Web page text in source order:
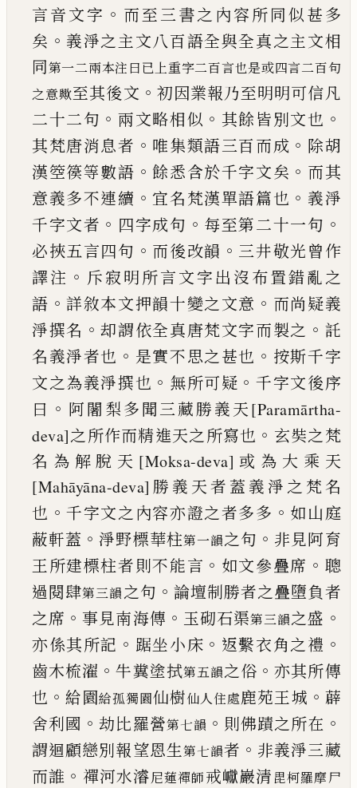
言音文字 。 而至三書之內容所同似甚多
矣 。 義淨之主文八百語全與全真之主文相
同第一二兩本注曰已上重字二百言也是或四言二百句
之意歟至其後文 。 初因業報乃至明明可信凡
二十二句 。兩文略相似 。 其餘皆別文也 。
其梵唐消息者 。 唯集類語三百而成 。 除胡
漢箜篌等數語 。餘悉含於千字文矣 。 而其
意義多不連續 。 宜名梵漢單語篇也 。 義淨
千字文者 。 四字成句 。 每至第二十一句 。
必挾五言四句 。 而後改韻 。 三井敬光曾作
譯注 。 斥寂明所言文字出沒布置錯亂之
語 。 詳敘本文押韻十變之文意 。 而尚疑義
淨撰名 。却謂依全真唐梵文字而製之 。 託
名義淨者也 。 是實不思之甚也 。 按斯千字
文之為義淨撰也 。 無所可疑 。千字文後序
曰 。 阿闍梨多聞三藏勝義天[Paramārtha-
deva]之所作而精進天之所寫也 。 玄奘之梵
名為解脫天 [Moksa-deva]或為大乘天
[Mahāyāna-deva]勝義天者蓋義淨之梵名
也 。千字文之內容亦證之者多多 。 如山庭
蔽軒蓋 。淨野標華柱第一韻之句 。 非見阿育
王所建標柱者則不能言 。 如文參疊席 。 聰
過閱肆第三韻之句 。 論壇制勝者之疊墮負者
之席 。事見南海傳 。 玉砌石渠第三韻之盛 。
亦係其所記 。 踞坐小床 。 返繫衣角之禮 。
齒木梳濯 。牛糞塗拭第五韻之俗 。亦其所傳
也 。給園給孤獨園仙樹仙人 住處鹿苑王城 。 薜
舍利國 。劫比羅營第七韻 。 則佛蹟之所在 。
謂迴顧戀別報望恩生第七韻者 。 非義淨三藏
而誰 。 禪河水濬尼蓮禪師戒巘巖清 毘柯羅摩尸